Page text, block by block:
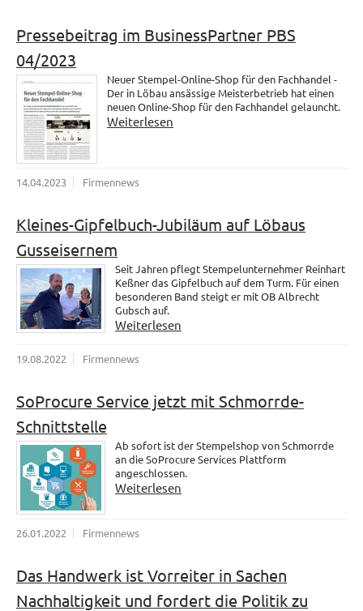
Pressebeitrag im BusinessPartner PBS
04/2023
Neuer Stempel-Online-Shop für den Fachhandel -
Der in Löbau ansässige Meisterbetrieb hat einen
neuen Online-Shop für den Fachhandel gelauncht.
Weiterlesen
14.04.2023 Firmennews
Kleines-Gipfelbuch-Jubiläum auf Löbaus
Gusseisernem
Seit Jahren pflegt Stempelunternehmer Reinhart
Keßner das Gipfelbuch auf dem Turm. Für einen
besonderen Band steigt er mit OB Albrecht
Gubsch auf.
Weiterlesen
19.08.2022 Firmennews
SoProcure Service jetzt mit Schmorrde-
Schnittstelle
Ab sofort ist der Stempelshop von Schmorrde
an die SoProcure Services Plattform
angeschlossen.
Weiterlesen
26.01.2022 Firmennews
Das Handwerk ist Vorreiter in Sachen
Nachhaltigkeit und fordert die Politik zu